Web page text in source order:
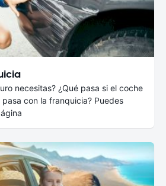
necesitas? ¿Qué pasa si el coche
con la franquicia? Puedes